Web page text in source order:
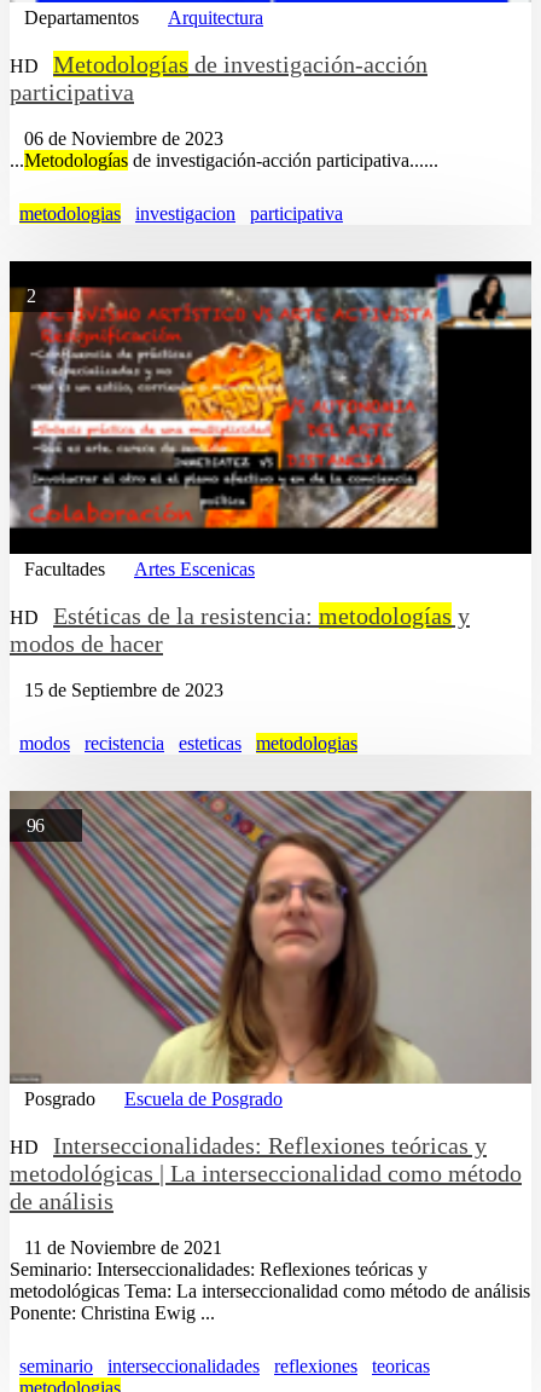
Departamentos Arquitectura
HD Metodologías de investigación-acción
participativa
06 de Noviembre de 2023
...Metodologías de investigación-acción participativa......
metodologias investigacion participativa
2
Facultades Artes Escenicas
HD Estéticas de la resistencia: metodologías y
modos de hacer
15 de Septiembre de 2023
modos recistencia esteticas metodologias
96
Posgrado Escuela de Posgrado
HD
Interseccionalidades: Reflexiones teóricas y
metodológicas | La interseccionalidad como método
de análisis
11 de Noviembre de 2021
Seminario: Interseccionalidades: Reflexiones teóricas y
metodológicas Tema: La interseccionalidad como método de análisis
Ponente: Christina Ewig ...
seminario interseccionalidades reflexiones
teoricas
metodologias